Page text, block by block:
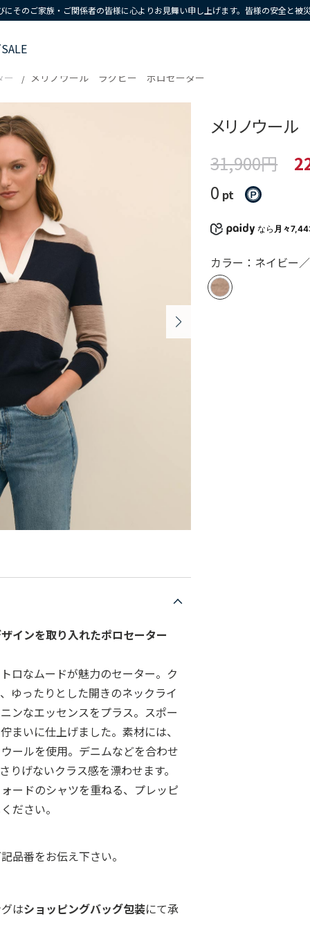
そのご家族・ご関係者の皆様に心よりお見舞い申し上げます。皆様の安全と被
SALE
ー メリノウール ラグビー ポロセーター
メリノウー
31,900円
0 pt
なら 月々
カラー：ネイビー
インを取り入れたポロセーター
ロなムードが魅力のセーター。ク
ゆったりとした開きのネックライ
ンなエッセンスをプラス。スポー
まいに仕上げました。素材には、
ールを使用。デニムなどを合わせ
りげないクラス感を漂わせます。
ードのシャツを重ねる、プレッピ
ださい。
品番をお伝え下さい。
はショッピングバッグ包装にて承